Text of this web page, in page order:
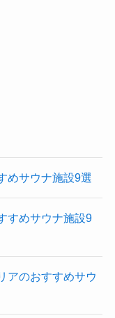
めサウナ施設9選
すめサウナ施設9
アのおすすめサウ